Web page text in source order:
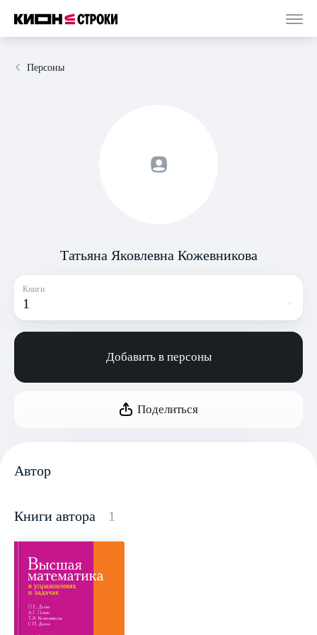
Персоны
Татьяна Яковлевна Кожевникова
Книги
1
Добавить в персоны
Поделиться
Автор
Книги автора 1